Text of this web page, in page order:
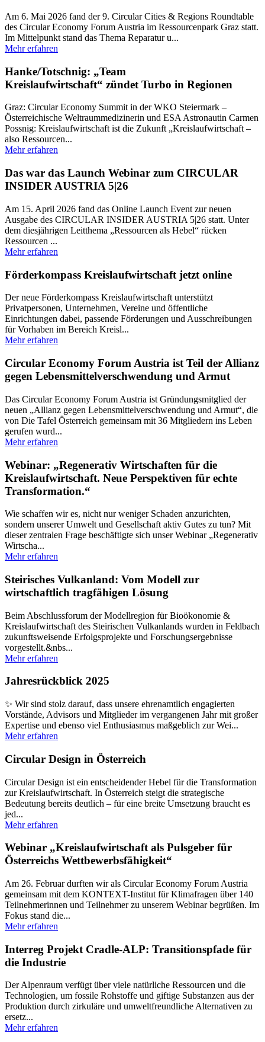
Am 6. Mai 2026 fand der 9. Circular Cities & Regions Roundtable
des Circular Economy Forum Austria im Ressourcenpark Graz statt.
Im Mittelpunkt stand das Thema Reparatur u...
Mehr erfahren
Hanke/Totschnig: „Team
Kreislaufwirtschaft“ zündet Turbo in Regionen
Graz: Circular Economy Summit in der WKO Steiermark –
Österreichische Weltraummedizinerin und ESA Astronautin Carmen
Possnig: Kreislaufwirtschaft ist die Zukunft „Kreislaufwirtschaft –
also Ressourcen...
Mehr erfahren
Das war das Launch Webinar zum CIRCULAR
INSIDER AUSTRIA 5|26
Am 15. April 2026 fand das Online Launch Event zur neuen
Ausgabe des CIRCULAR INSIDER AUSTRIA 5|26 statt. Unter
dem diesjährigen Leitthema „Ressourcen als Hebel“ rücken
Ressourcen ...
Mehr erfahren
Förderkompass Kreislaufwirtschaft jetzt online
Der neue Förderkompass Kreislaufwirtschaft unterstützt
Privatpersonen, Unternehmen, Vereine und öffentliche
Einrichtungen dabei, passende Förderungen und Ausschreibungen
für Vorhaben im Bereich Kreisl...
Mehr erfahren
Circular Economy Forum Austria ist Teil der Allianz
gegen Lebensmittelverschwendung und Armut
Das Circular Economy Forum Austria ist Gründungsmitglied der
neuen „Allianz gegen Lebensmittelverschwendung und Armut“, die
von Die Tafel Österreich gemeinsam mit 36 Mitgliedern ins Leben
gerufen wurd...
Mehr erfahren
Webinar: „Regenerativ Wirtschaften für die
Kreislaufwirtschaft. Neue Perspektiven für echte
Transformation.“
Wie schaffen wir es, nicht nur weniger Schaden anzurichten,
sondern unserer Umwelt und Gesellschaft aktiv Gutes zu tun? Mit
dieser zentralen Frage beschäftigte sich unser Webinar „Regenerativ
Wirtscha...
Mehr erfahren
Steirisches Vulkanland: Vom Modell zur
wirtschaftlich tragfähigen Lösung
Beim Abschlussforum der Modellregion für Bioökonomie &
Kreislaufwirtschaft des Steirischen Vulkanlands wurden in Feldbach
zukunftsweisende Erfolgsprojekte und Forschungsergebnisse
vorgestellt.&nbs...
Mehr erfahren
Jahresrückblick 2025
✨ Wir sind stolz darauf, dass unsere ehrenamtlich engagierten
Vorstände, Advisors und Mitglieder im vergangenen Jahr mit großer
Expertise und ebenso viel Enthusiasmus maßgeblich zur Wei...
Mehr erfahren
Circular Design in Österreich
Circular Design ist ein entscheidender Hebel für die Transformation
zur Kreislaufwirtschaft. In Österreich steigt die strategische
Bedeutung bereits deutlich – für eine breite Umsetzung braucht es
jed...
Mehr erfahren
Webinar „Kreislaufwirtschaft als Pulsgeber für
Österreichs Wettbewerbsfähigkeit“
Am 26. Februar durften wir als Circular Economy Forum Austria
gemeinsam mit dem KONTEXT-Institut für Klimafragen über 140
Teilnehmerinnen und Teilnehmer zu unserem Webinar begrüßen. Im
Fokus stand die...
Mehr erfahren
Interreg Projekt Cradle-ALP: Transitionspfade für
die Industrie
Der Alpenraum verfügt über viele natürliche Ressourcen und die
Technologien, um fossile Rohstoffe und giftige Substanzen aus der
Produktion durch zirkuläre und umweltfreundliche Alternativen zu
ersetz...
Mehr erfahren